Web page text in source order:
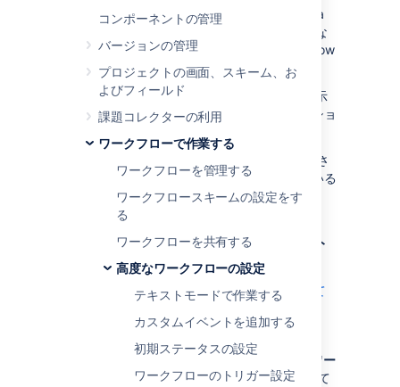
コンポーネントの管理
バージョンの管理
プロジェクトの画面、スキーム、お
よびフィールド
課題コレクターの利用
ワークフローで作業する
ワークフローを管理する
ワークフロースキームの設定をす
る
ワークフローを共有する
高度なワークフローの設定
テキストモードで作業する
カスタムイベントを追加する
初期ステータスの設定
ワークフローのトリガー設定
XML ワークフローがインポートされると、Jira
のワークフロー エディタは、作成や編集できな
い OSWorklow を含む、ほとんどの OSWorkflow
定義を表示できるようになります。
たとえば、ワークフロー トランジションの表示
ページのその他タブにワークフロートランジショ
その他タブは、エディターで直接サポートさ
れていない要素がトランジションに含まれている
場合にのみ表示されます。
Jira への XML ワークフローのインポート
「Jira システム管理者
」 グローバル権限を持つユーザーとして
] ( > 課題 ] を選択します。[
ワー
クフロー] を選択し、システム内のすべて